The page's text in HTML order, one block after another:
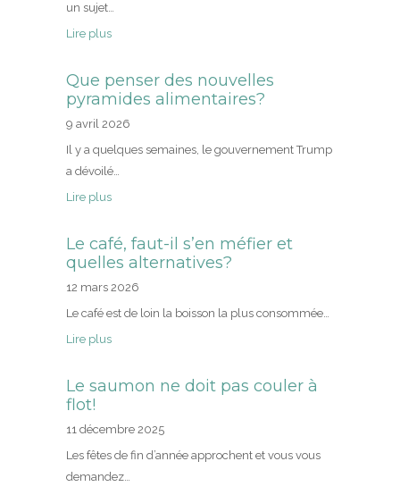
un sujet…
Lire plus
Que penser des nouvelles
pyramides alimentaires?
9 avril 2026
Il y a quelques semaines, le gouvernement Trump
a dévoilé…
Lire plus
Le café, faut-il s’en méfier et
quelles alternatives?
12 mars 2026
Le café est de loin la boisson la plus consommée…
Lire plus
Le saumon ne doit pas couler à
flot!
11 décembre 2025
Les fêtes de fin d’année approchent et vous vous
demandez…